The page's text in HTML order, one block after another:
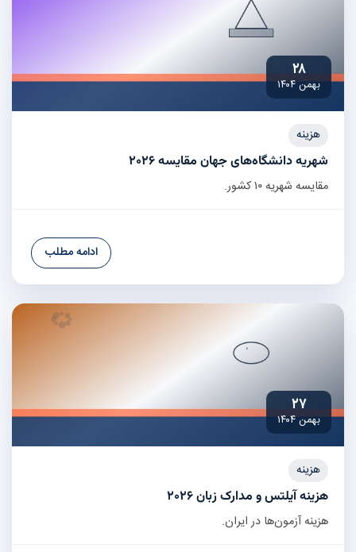
۲۸
بهمن ۱۴۰۴
هزینه
شهریه دانشگاه‌های جهان مقایسه ۲۰۲۶
مقایسه شهریه ۱۰ کشور.
ادامه مطلب
۲۷
بهمن ۱۴۰۴
هزینه
هزینه آیلتس و مدارک زبان ۲۰۲۶
هزینه آزمون‌ها در ایران.